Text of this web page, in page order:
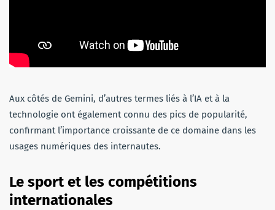
Aux côtés de Gemini, d’autres termes liés à l’IA et à la
technologie ont également connu des pics de popularité,
confirmant l’importance croissante de ce domaine dans les
usages numériques des internautes.
Le sport et les compétitions
internationales